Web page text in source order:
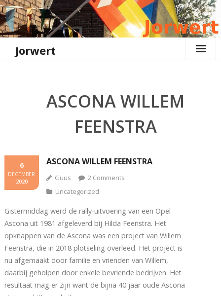
Ga
naar
de
Jorwert
ASCONA WILLEM
FEENSTRA
ASCONA WILLEM FEENSTRA
6
DECEMBER
2020 Guus 2 Comments
Uncategorized
Gistermiddag werd de rally-uitvoering van een Opel
Ascona uit 1981 afgeleverd bij Hilda Feenstra. Het
opknappen van de Ascona was een project van Willem
Feenstra, die in 2018 plotseling overleed. Het project is
nu afgemaakt door familie en vrienden van Willem,
daarbij geholpen door enkele bevriende bedrijven. Het
resultaat mag er zijn want de bijna 40 jaar oude Ascona